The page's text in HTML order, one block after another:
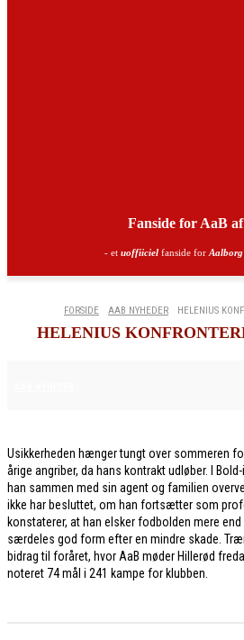
Fanside for AaB
- et uoffiiciel fanside for
FORSIDE AAB NYHEDER HELENIUS
HELENIUS
Usikkerheden hænger tungt over sommeren
årige angriber, da hans kontrakt udløber. I
han sammen med sin agent og familien
ikke har besluttet, om han fortsætter som
konstaterer, at han elsker fodbolden mere
særdeles god form efter en mindre skade.
bidrag til foråret, hvor AaB møder Hillerød
noteret 74 mål i 241 kampe for klubben.